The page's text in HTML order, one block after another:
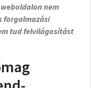
nem
forgalmazási
tud felvilágosítást